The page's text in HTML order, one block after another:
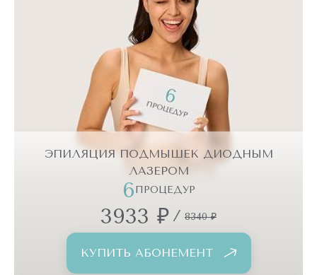
ЭПИЛЯЦИЯ ПОДМЫШЕК ДИОДНЫМ
ЛАЗЕРОМ
6ПРОЦЕДУР
3933 ₽ / 8340 ₽
КУПИТЬ АБОНЕМЕНТ